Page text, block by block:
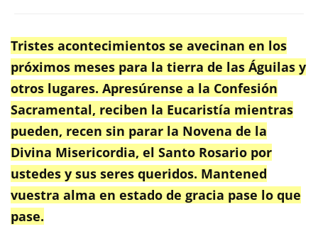
Tristes acontecimientos se avecinan en los
próximos meses para la tierra de las Águilas y
otros lugares. Apresúrense a la Confesión
Sacramental, reciben la Eucaristía mientras
pueden, recen sin parar la Novena de la
Divina Misericordia, el Santo Rosario por
ustedes y sus seres queridos. Mantened
vuestra alma en estado de gracia pase lo que
pase.